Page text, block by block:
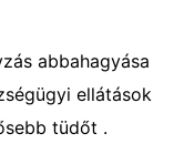
abbahagyása
ellátások
tüdőt .